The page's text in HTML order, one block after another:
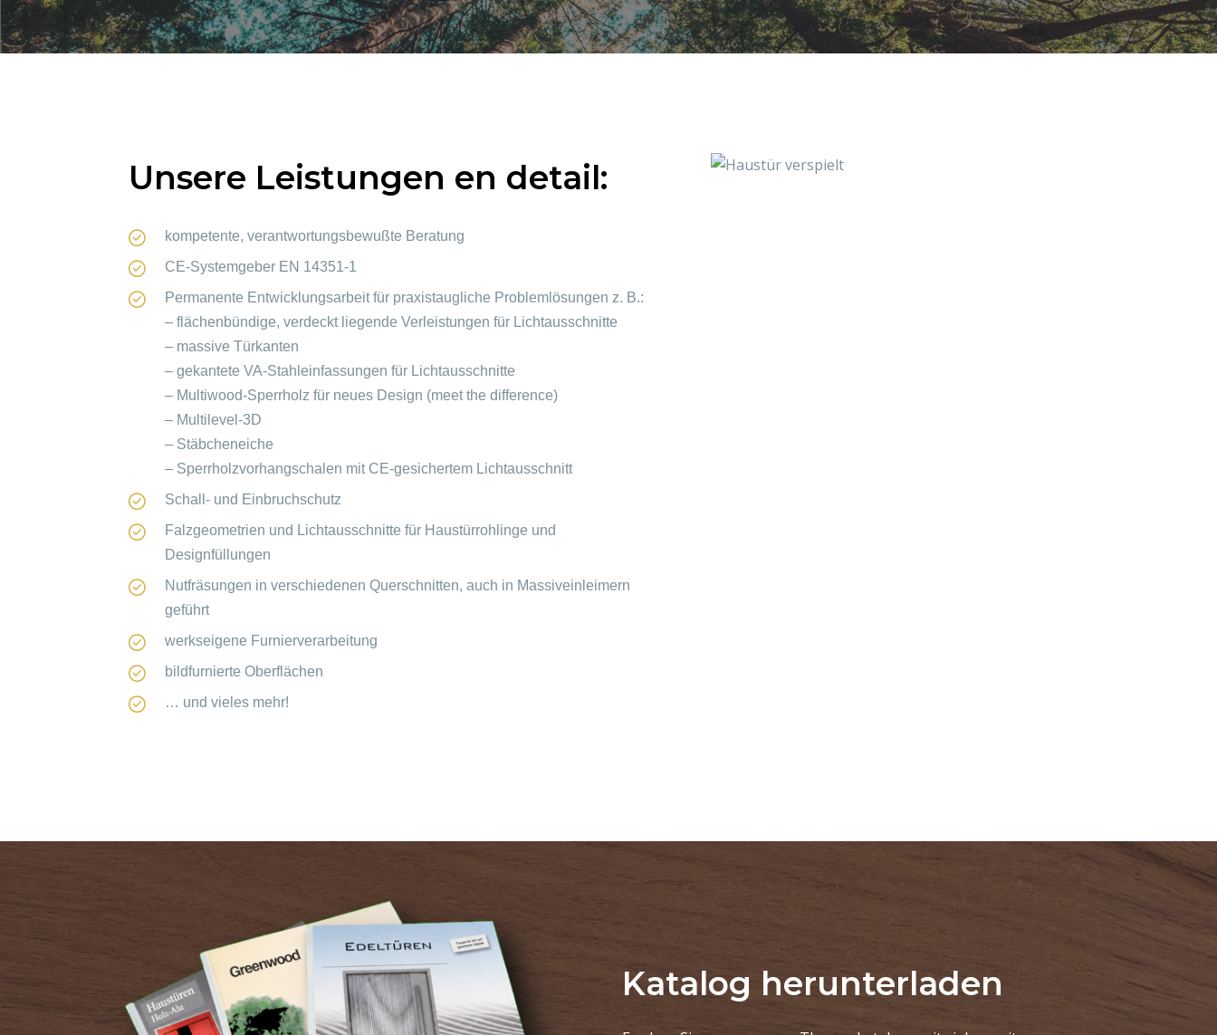
Unsere Leistungen en detail:
kompetente, verantwortungsbewußte Beratung
CE-Systemgeber EN 14351-1
Permanente Entwicklungsarbeit für praxistaugliche Problemlösungen z. B.:
– flächenbündige, verdeckt liegende Verleistungen für Lichtausschnitte
– massive Türkanten
– gekantete VA-Stahleinfassungen für Lichtausschnitte
– Multiwood-Sperrholz für neues Design (meet the difference)
– Multilevel-3D
– Stäbcheneiche
– Sperrholzvorhangschalen mit CE-gesichertem Lichtausschnitt
Schall- und Einbruchschutz
Falzgeometrien und Lichtausschnitte für Haustürrohlinge und
Designfüllungen
Nutfräsungen in verschiedenen Querschnitten, auch in Massiveinleimern
geführt
werkseigene Furnierverarbeitung
bildfurnierte Oberflächen
… und vieles mehr!
Katalog herunterladen